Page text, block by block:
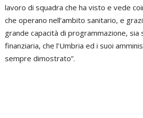
lavoro di squadra che ha visto e vede
che operano nell’ambito sanitario, e
grande capacità di programmazione, sia
finanziaria, che l’Umbria ed i suoi
sempre dimostrato”.